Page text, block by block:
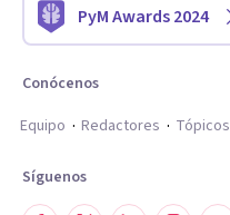
PyM Awards 2024
Conócenos
Equipo
Redactores Tópicos
Síguenos